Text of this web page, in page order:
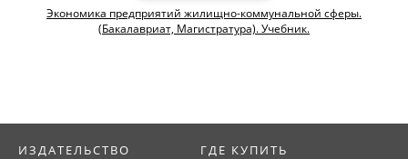
Экономика предприятий жилищно-коммунальной сферы.
(Бакалавриат, Магистратура). Учебник.
ИЗДАТЕЛЬСТВО ГДЕ КУПИТЬ